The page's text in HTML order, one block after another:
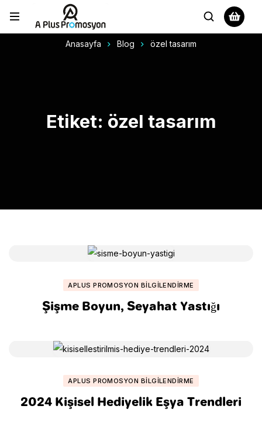
Anasayfa Blog özel tasarım
Etiket: özel tasarım
APLUS PROMOSYON BILGILENDIRME
Şişme Boyun, Seyahat Yastığı
APLUS PROMOSYON BILGILENDIRME
2024 Kişisel Hediyelik Eşya Trendleri